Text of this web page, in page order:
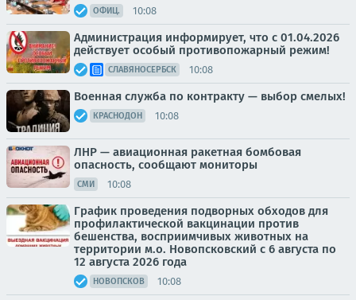
ОФИЦ. 10:08
Администрация информирует, что с 01.04.2026
действует особый противопожарный режим!
СЛАВЯНОСЕРБСК 10:08
Военная служба по контракту — выбор смелых!
КРАСНОДОН 10:08
ЛНР — авиационная ракетная бомбовая
опасность, сообщают мониторы
СМИ 10:08
График проведения подворных обходов для
профилактической вакцинации против
бешенства, восприимчивых животных на
территории м.о. Новопсковский с 6 августа по
12 августа 2026 года
НОВОПСКОВ 10:08